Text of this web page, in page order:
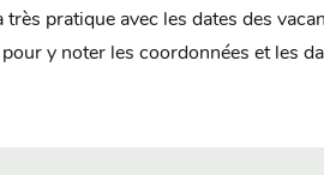
très pratique avec les dates des
y noter les coordonnées et les